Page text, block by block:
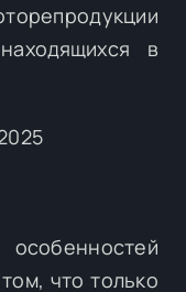
в
что только